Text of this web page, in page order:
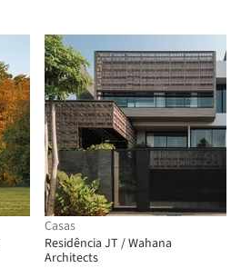
Casas
Residência JT / Wahana
Architects